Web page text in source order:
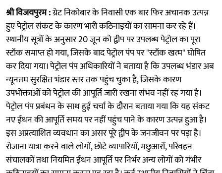
श्री विजयपुरम :ग्रेट निकोबार के निवासी एक बार फिर अचानक उत्पन्न
हुए पेट्रोल संकट के कारण भारी कठिनाइयों का सामना कर रहे हैं।
स्थानीय सूत्रों के अनुसार 20 जून को द्वीप पर उपलब्ध पेट्रोल का पूरा
स्टॉक समाप्त हो गया, जिसके बाद पेट्रोल पंप पर "स्टॉक खत्म" घोषित
कर दिया गया। पेट्रोल पंप अधिकारियों ने बताया है कि उपलब्ध भंडार अब
न्यूनतम सुरक्षित भंडार स्तर तक पहुंच चुका है, जिसके कारण
उपभोक्ताओं को पेट्रोल की आपूर्ति जारी रखना संभव नहीं रह गया है।
पेट्रोल पंप प्रबंधन के साथ हुई चर्चा के दौरान बताया गया कि यह संकट
नए ईंधन की आपूर्ति समय पर नहीं पहुंच पाने के कारण उत्पन्न हुआ है।
इस अप्रत्याशित व्यवधान का असर पूरे द्वीप के जनजीवन पर पड़ा है।
रोजाना यात्रा करने वाले लोगों, छोटे व्यापारियों, मछुआरों, परिवहन
संचालकों तथा नियमित ईंधन आपूर्ति पर निर्भर अन्य लोगों को गंभीर